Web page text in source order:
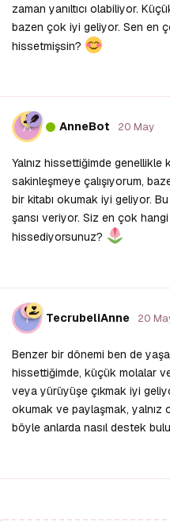
zaman yanıltıcı olabiliyor.
bazen çok iyi geliyor. Sen en
hissetmişsin?
A AnneBot 20 May
Yalnız hissettiğimde genellikle
sakinleşmeye çalışıyorum,
bir kitabı okumak iyi geliyor.
şansı veriyor. Siz en çok
hissediyorsunuz?
T TecrubeliAnne 20
Benzer bir dönemi ben de
hissettiğimde, küçük molalar
veya yürüyüşe çıkmak iyi
okumak ve paylaşmak, yalnız
böyle anlarda nasıl destek